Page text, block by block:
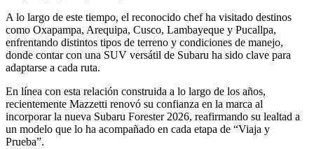
A lo largo de este tiempo, el reconocido chef ha visitado destinos
como Oxapampa, Arequipa, Cusco, Lambayeque y Pucallpa,
enfrentando distintos tipos de terreno y condiciones de manejo,
donde contar con una SUV versátil de Subaru ha sido clave para
adaptarse a cada ruta.
En línea con esta relación construida a lo largo de los años,
recientemente Mazzetti renovó su confianza en la marca al
incorporar la nueva Subaru Forester 2026, reafirmando su lealtad a
un modelo que lo ha acompañado en cada etapa de “Viaja y
Prueba”.